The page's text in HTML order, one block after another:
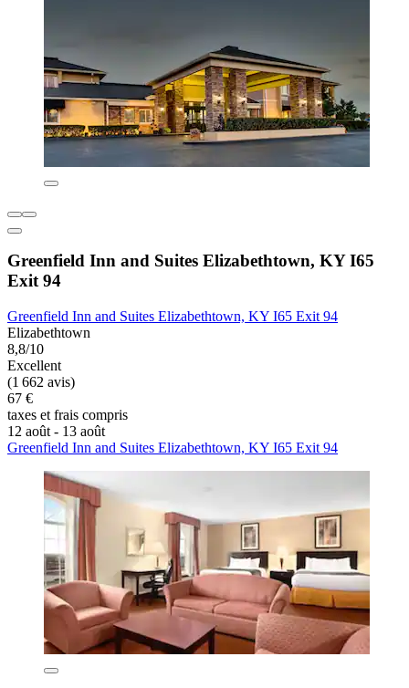
Greenfield Inn and Suites Elizabethtown, KY I65
Exit 94
Greenfield Inn and Suites Elizabethtown, KY I65 Exit 94
Elizabethtown
8,8/10
Excellent
(1 662 avis)
67 €
taxes et frais compris
12 août - 13 août
Greenfield Inn and Suites Elizabethtown, KY I65 Exit 94